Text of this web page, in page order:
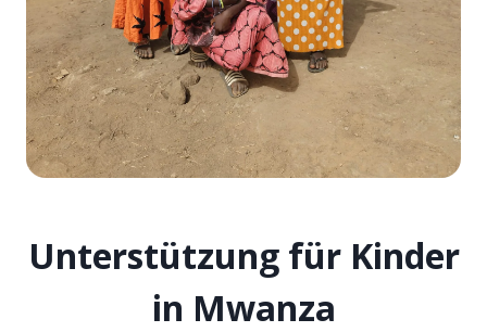
Unterstützung für Kinder
in Mwanza